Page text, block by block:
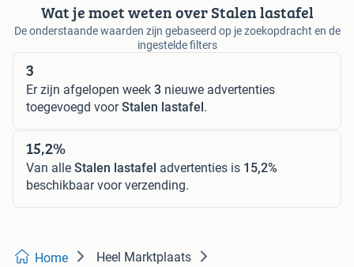
Wat je moet weten over Stalen lastafel
De onderstaande waarden zijn gebaseerd op je zoekopdracht en de
ingestelde filters
3
Er zijn afgelopen week 3 nieuwe advertenties
toegevoegd voorStalen lastafel.
15,2%
Van alle Stalen lastafel advertenties is 15,2%
beschikbaar voor verzending.
Home Heel Marktplaats